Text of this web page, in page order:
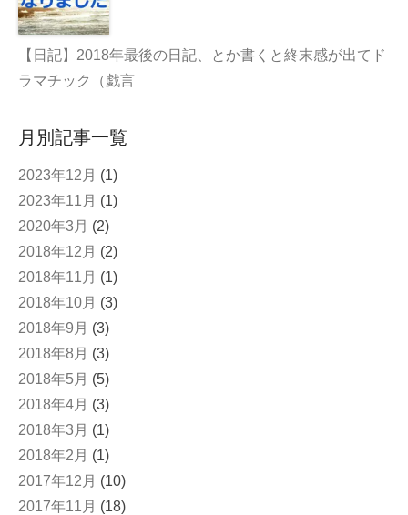
【日記】2018年最後の日記、とか書くと終末感が出てド
ラマチック（戯言
月別記事一覧
2023年12月 (1)
2023年11月 (1)
2020年3月 (2)
2018年12月 (2)
2018年11月 (1)
2018年10月 (3)
2018年9月 (3)
2018年8月 (3)
2018年5月 (5)
2018年4月 (3)
2018年3月 (1)
2018年2月 (1)
2017年12月 (10)
2017年11月 (18)